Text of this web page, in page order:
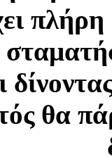
πλήρη
θα